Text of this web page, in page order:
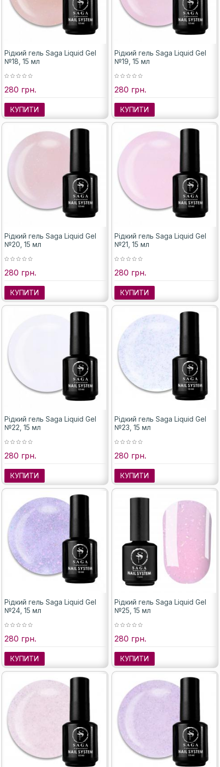
Рідкий гель Saga Liquid Gel
№18, 15 мл
280 грн.
КУПИТИ
Рідкий гель Saga Liquid Gel
№19, 15 мл
280 грн.
КУПИТИ
Рідкий гель Saga Liquid Gel
№20, 15 мл
280 грн.
КУПИТИ
Рідкий гель Saga Liquid Gel
№21, 15 мл
280 грн.
КУПИТИ
Рідкий гель Saga Liquid Gel
№22, 15 мл
280 грн.
КУПИТИ
Рідкий гель Saga Liquid Gel
№23, 15 мл
280 грн.
КУПИТИ
Рідкий гель Saga Liquid Gel
№24, 15 мл
280 грн.
КУПИТИ
Рідкий гель Saga Liquid Gel
№25, 15 мл
280 грн.
КУПИТИ